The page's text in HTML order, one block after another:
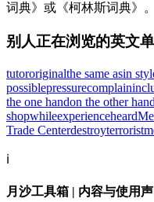
词典》或《柯林斯词典》。
别人正在浏览的英文
tutororiginalthe same asin
possiblepressurecomplain
the one handon the other hand
shopwhileexperienceheard
Trade Centerdestroyterrorist
ℹ️
月沙工具箱 | 内容与使用